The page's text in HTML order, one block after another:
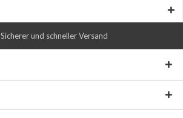
Sicherer und schneller Versand